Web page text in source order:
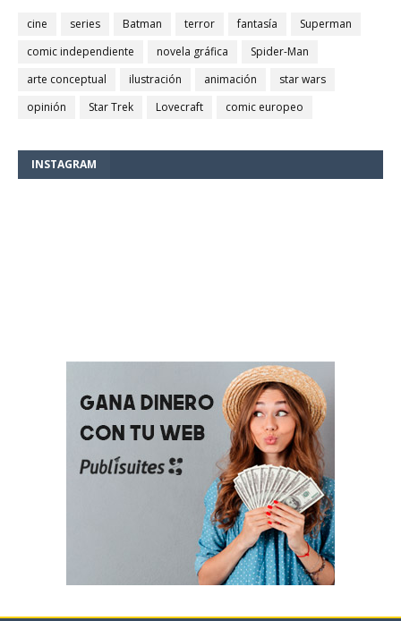
cine series Batman terror fantasía
Superman
comic independiente
novela gráfica
Spider-Man
arte conceptual
ilustración animación
star wars
opinión
Star Trek Lovecraft comic europeo
INSTAGRAM